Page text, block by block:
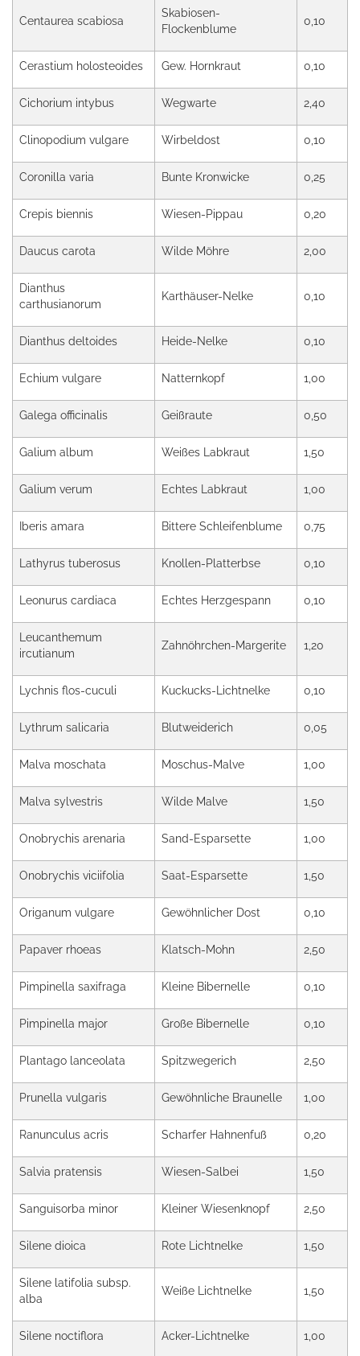
Centaurea scabiosa
Skabiosen-
Flockenblume
0,10
Cerastium holosteoides Gew. Hornkraut 0,10
Cichorium intybus Wegwarte 2,40
Clinopodium vulgare Wirbeldost 0,10
Coronilla varia Bunte Kronwicke 0,25
Crepis biennis Wiesen-Pippau 0,20
Daucus carota Wilde Möhre 2,00
Dianthus
carthusianorum
Karthäuser-Nelke 0,10
Dianthus deltoides Heide-Nelke 0,10
Echium vulgare Natternkopf 1,00
Galega officinalis Geißraute 0,50
Galium album Weißes Labkraut 1,50
Galium verum Echtes Labkraut 1,00
Iberis amara Bittere Schleifenblume 0,75
Lathyrus tuberosus Knollen-Platterbse 0,10
Leonurus cardiaca Echtes Herzgespann 0,10
Leucanthemum
ircutianum
Zahnöhrchen-Margerite 1,20
Lychnis flos-cuculi Kuckucks-Lichtnelke 0,10
Lythrum salicaria Blutweiderich 0,05
Malva moschata Moschus-Malve 1,00
Malva sylvestris Wilde Malve 1,50
Onobrychis arenaria Sand-Esparsette 1,00
Onobrychis viciifolia Saat-Esparsette 1,50
Origanum vulgare Gewöhnlicher Dost 0,10
Papaver rhoeas Klatsch-Mohn 2,50
Pimpinella saxifraga Kleine Bibernelle 0,10
Pimpinella major Große Bibernelle 0,10
Plantago lanceolata Spitzwegerich 2,50
Prunella vulgaris Gewöhnliche Braunelle 1,00
Ranunculus acris Scharfer Hahnenfuß 0,20
Salvia pratensis Wiesen-Salbei 1,50
Sanguisorba minor Kleiner Wiesenknopf 2,50
Silene dioica Rote Lichtnelke 1,50
Silene latifolia subsp.
alba
Weiße Lichtnelke 1,50
Silene noctiflora Acker-Lichtnelke 1,00